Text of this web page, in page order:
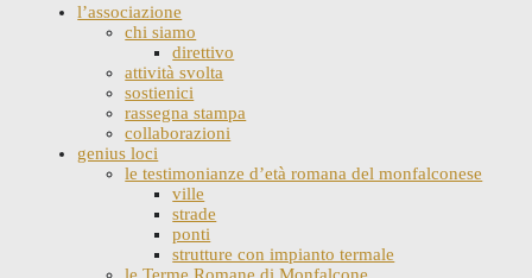
contentl’associazione
chi siamo
direttivo
attività svolta
sostienici
rassegna stampa
collaborazioni
genius loci
le testimonianze d’età romana del monfalconese
ville
strade
ponti
strutture con impianto termale